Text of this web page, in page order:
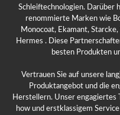
Schleiftechnologien. Darüber
renommierte Marken wie
Monocoat, Ekamant,
Hermes . Diese
besten Produkten
Vertrauen Sie auf unsere
Produktangebot und die
Herstellern. Unser
how und erstklassigem